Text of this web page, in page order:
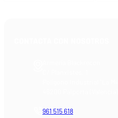
961 515 618